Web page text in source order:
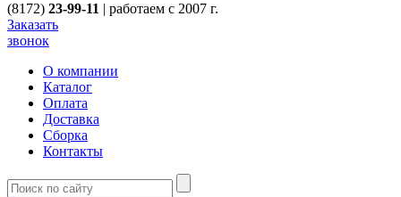
(8172) 23-99-11 | работаем с 2007 г.
Заказать
звонок
О компании
Каталог
Оплата
Доставка
Сборка
Контакты